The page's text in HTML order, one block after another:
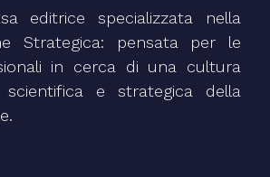
editrice specializzata nella
Strategica: pensata per le
in cerca di una cultura
scientifica e strategica della